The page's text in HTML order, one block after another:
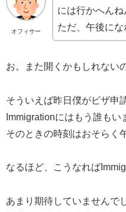
オフィサー
には行かへんね
ただ、午後にな
お。また開くかもしれない
そういえば昨日僕がビザ申
Immigrationにはもう誰もい
そのときの時刻はおそらく
なるほど、こうなれば
あまり期待していませんで